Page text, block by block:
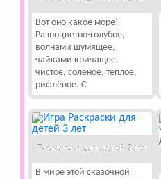
Вот оно какое море!
Разноцветно-голубое,
волнами шумящее,
чайками кричащее,
чистое, солёное, тёплое,
рифлёное. С
Раскраски для детей 3 лет
В мире этой сказочной